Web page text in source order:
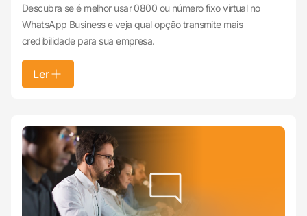
Descubra se é melhor usar 0800 ou número fixo virtual no
WhatsApp Business e veja qual opção transmite mais
credibilidade para sua empresa.
Ler